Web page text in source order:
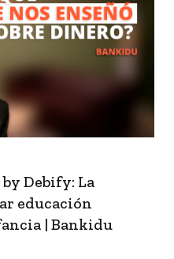
Debify: La
educación
| Bankidu